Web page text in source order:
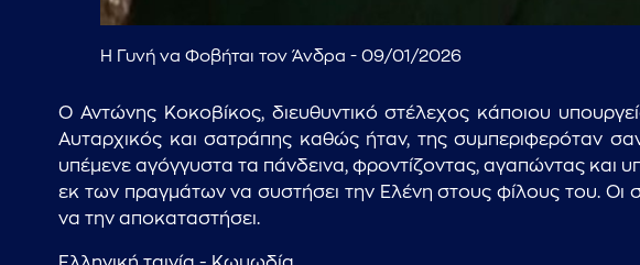
Η Γυνή να Φοβήται τον Άνδρα - 09/01/2026
Ο Αντώνης Κοκοβίκος, διευθυντικό στέλεχος κάποιου
Αυταρχικός και σατράπης καθώς ήταν, της συμπεριφερόταν
υπέμενε αγόγγυστα τα πάνδεινα, φροντίζοντας, αγαπώντας και
εκ των πραγμάτων να συστήσει την Ελένη στους φίλους του. Οι
να την αποκαταστήσει.